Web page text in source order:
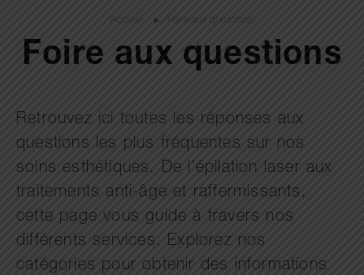
Accueil Foire aux questions
Foire aux questions
Retrouvez ici toutes les réponses aux
questions les plus fréquentes sur nos
soins esthétiques. De l’épilation laser aux
traitements anti-âge et raffermissants,
cette page vous guide à travers nos
différents services. Explorez nos
catégories pour obtenir des informations